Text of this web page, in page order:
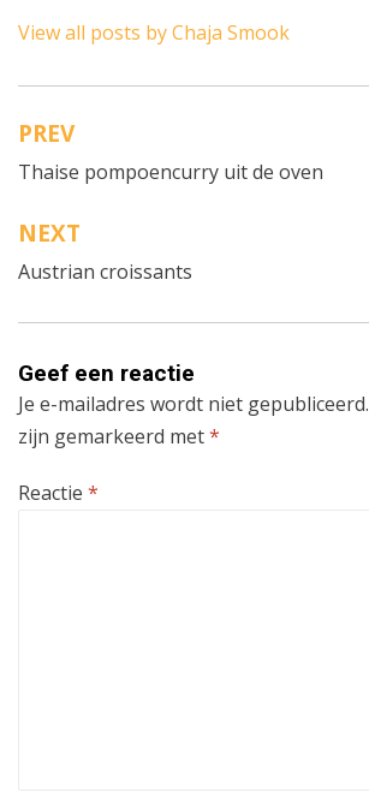
View all posts by Chaja Smook
Bericht
navigatie
PREV
Thaise pompoencurry uit de oven
NEXT
Austrian croissants
Geef een reactie
Je e-mailadres wordt niet gepubliceerd.
zijn gemarkeerd met*
Reactie *